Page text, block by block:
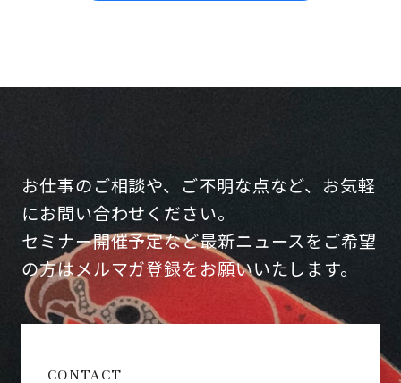
お仕事のご相談や、ご不明な点など、お気軽
にお問い合わせください。
セミナー開催予定など最新ニュースをご希望
の方はメルマガ登録をお願いいたします。
CONTACT